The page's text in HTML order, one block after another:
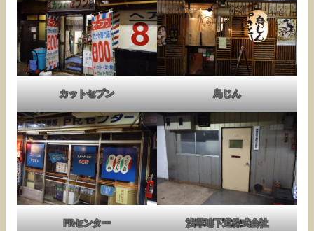
カットセブン 鳥じん
PRセンター 浅草地下道株式会社